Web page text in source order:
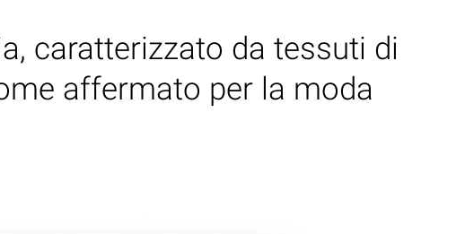
caratterizzato da tessuti di
affermato per la moda